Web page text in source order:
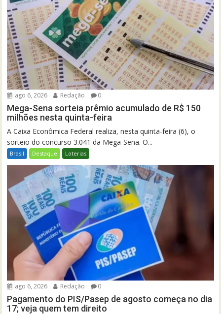
ago 6, 2026 Redação 0
Mega-Sena sorteia prêmio acumulado de R$ 150
milhões nesta quinta-feira
A Caixa Econômica Federal realiza, nesta quinta-feira (6), o
sorteio do concurso 3.041 da Mega-Sena. O...
Brasil Destaque Loterias
ago 6, 2026 Redação 0
Pagamento do PIS/Pasep de agosto começa no dia
17; veja quem tem direito